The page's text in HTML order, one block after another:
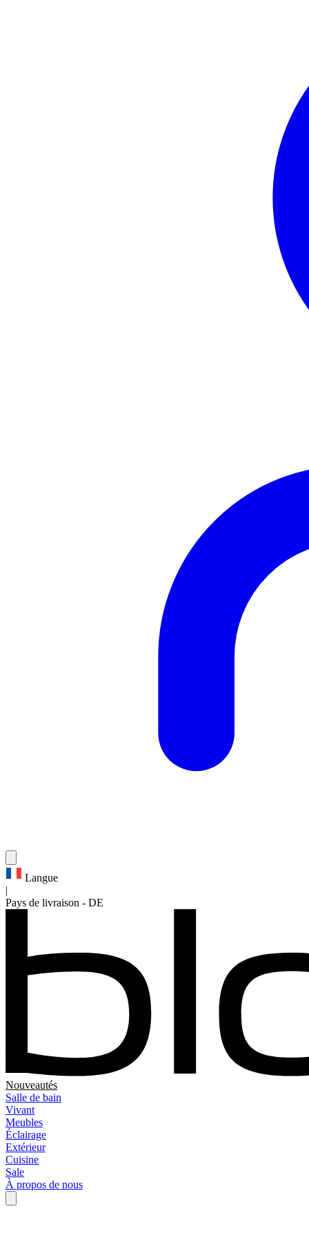
Langue
Pays de livraison - DE
Nouveautés
Salle de bain
Vivant
Meubles
Éclairage
Extérieur
Cuisine
Sale
À propos de nous